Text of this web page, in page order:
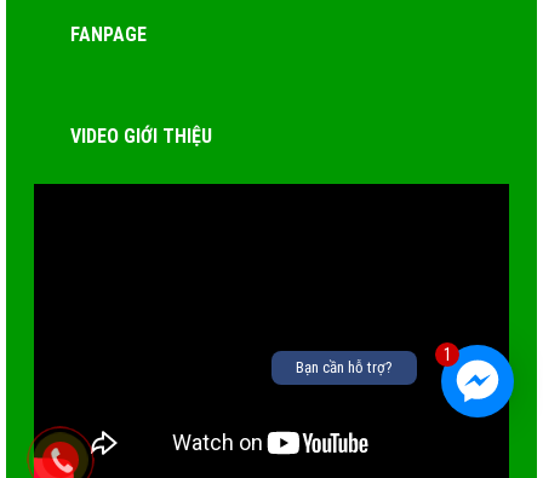
1
Bạn cần hỗ trợ?
FANPAGE
VIDEO GIỚI THIỆU